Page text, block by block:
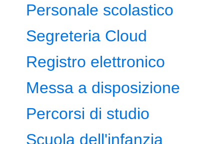
Personale scolastico
Segreteria Cloud
Registro elettronico
Messa a disposizione
Percorsi di studio
Scuola dell'infanzia